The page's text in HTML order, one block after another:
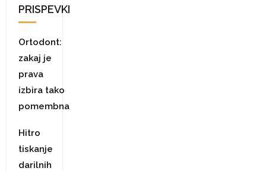
PRISPEVKI
Ortodont:
zakaj je
prava
izbira tako
pomembna
Hitro
tiskanje
darilnih